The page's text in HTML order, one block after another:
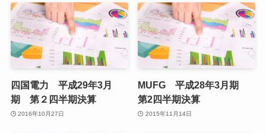
四国電力 平成29年3月
期 第２四半期決算
2016年10月27日
MUFG 平成28年3月期
第2四半期決算
2015年11月14日